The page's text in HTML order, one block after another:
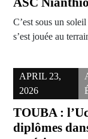
C’est sous un
s’est jouée au
APRIL 23,
2026
TOUBA :
diplômes